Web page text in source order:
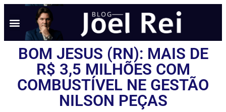
BOM JESUS (RN): MAIS DE
R$ 3,5 MILHÕES COM
COMBUSTÍVEL NE GESTÃO
NILSON PEÇAS